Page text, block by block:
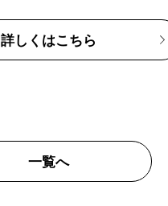
詳しくはこちら
一覧へ